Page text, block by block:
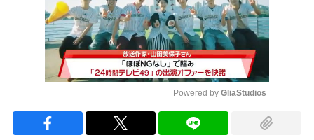
Powered by GliaStudios